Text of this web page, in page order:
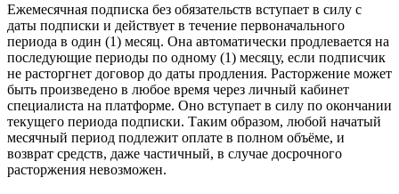
Ежемесячная подписка без обязательств вступает в силу с
даты подписки и действует в течение первоначального
периода в один (1) месяц. Она автоматически продлевается на
последующие периоды по одному (1) месяцу, если подписчик
не расторгнет договор до даты продления. Расторжение может
быть произведено в любое время через личный кабинет
специалиста на платформе. Оно вступает в силу по окончании
текущего периода подписки. Таким образом, любой начатый
месячный период подлежит оплате в полном объёме, и
возврат средств, даже частичный, в случае досрочного
расторжения невозможен.